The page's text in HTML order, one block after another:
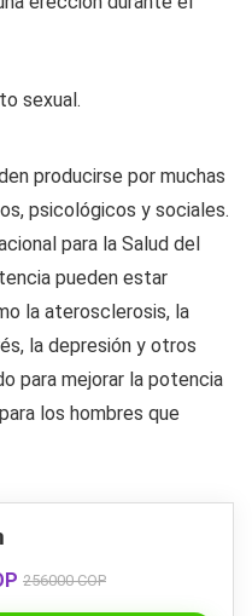
sexual.
producirse por muchas
psicológicos y sociales.
para la Salud del
pueden estar
la aterosclerosis, la
la depresión y otros
para mejorar la potencia
los hombres que
256000 COP